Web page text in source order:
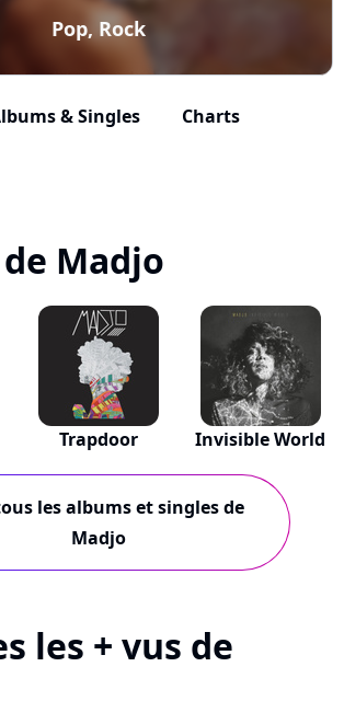
Pop, Rock
& Singles Charts
Madjo
Trapdoor Invisible World
les albums et singles de
Madjo
les + vus de